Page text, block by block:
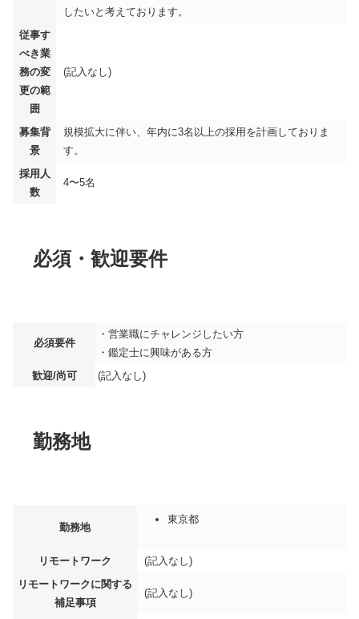
したいと考えております。
従事す
べき業
務の変
更の範
囲
(記入なし)
募集背
景
規模拡大に伴い、年内に3名以上の採用を計画しておりま
す。
採用人
数
4〜5名
必須・歓迎要件
必須要件
・営業職にチャレンジしたい方
・鑑定士に興味がある方
歓迎/尚可
(記入なし)
勤務地
勤務地
東京都
リモートワーク
(記入なし)
リモートワークに関する
補足事項
(記入なし)